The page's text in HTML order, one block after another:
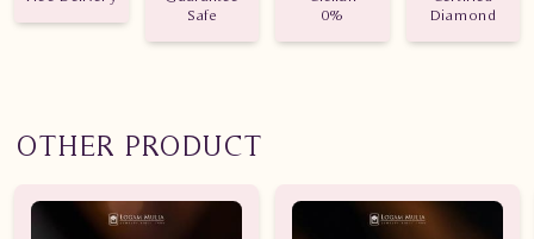
Nilai karat : 0.790 karatSafe
0%
Diamond
OTHER PRODUCT